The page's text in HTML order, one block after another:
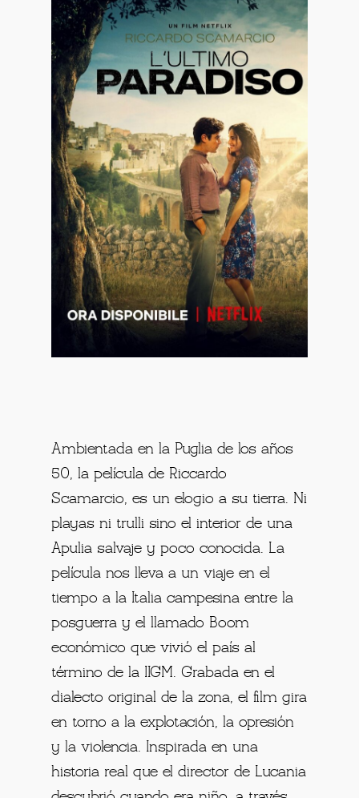
Ambientada en la Puglia de los años
50, la película de Riccardo
Scamarcio, es un elogio a su tierra. Ni
playas ni trulli sino el interior de una
Apulia salvaje y poco conocida. La
película nos lleva a un viaje en el
tiempo a la Italia campesina entre la
posguerra y el llamado Boom
económico que vivió el país al
término de la IIGM. Grabada en el
dialecto original de la zona, el film gira
en torno a la explotación, la opresión
y la violencia. Inspirada en una
historia real que el director de Lucania